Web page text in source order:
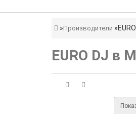
Производители
EURO DJ в